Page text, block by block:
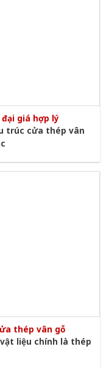
giá hợp lý
trúc cửa thép vân
thép vân gỗ
liệu chính là thép